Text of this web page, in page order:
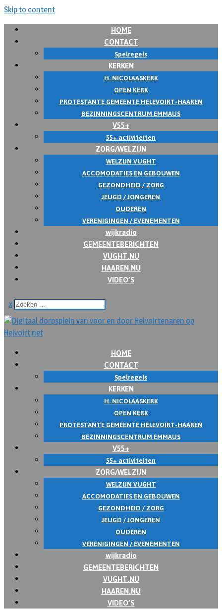
Skip to content
HOME
CONTACT
Spelregels
KERKEN
H. NICOLAASKERK
OPEN KERK
PROTESTANTE GEMEENTE HELEVOIRT-HAAREN
BEZINNINGSCENTRUM EMMAUS
V55+
55+ activiteiten
ZORG/WELZIJN
WELZIJN VUGHT
ACCOMODATIES EN GEBOUWEN
GEZONDHEID / ZORG
JEUGD / JONGEREN
OUDEREN
VERENIGINGEN / EVENEMENTEN
wijkradio
GEMEENTEBERICHTEN
VUGHT.NU
HAAREN.NU
VIDEO’S
x
HOME
CONTACT
Spelregels
KERKEN
H. NICOLAASKERK
OPEN KERK
PROTESTANTE GEMEENTE HELEVOIRT-HAAREN
BEZINNINGSCENTRUM EMMAUS
V55+
55+ activiteiten
ZORG/WELZIJN
WELZIJN VUGHT
ACCOMODATIES EN GEBOUWEN
GEZONDHEID / ZORG
JEUGD / JONGEREN
OUDEREN
VERENIGINGEN / EVENEMENTEN
wijkradio
GEMEENTEBERICHTEN
VUGHT.NU
HAAREN.NU
VIDEO’S